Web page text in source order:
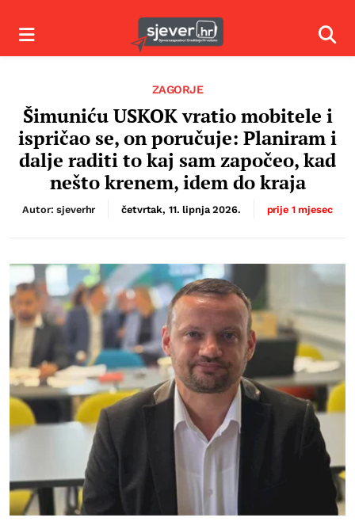
Izbornik
ZAGORJE
Šimuniću USKOK vratio mobitele i
ispričao se, on poručuje: Planiram i
dalje raditi to kaj sam započeo, kad
nešto krenem, idem do kraja
Autor: sjeverhr četvrtak, 11. lipnja 2026. prije 1 mjesec